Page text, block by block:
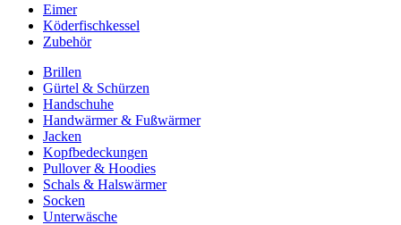
Eimer
Köderfischkessel
Zubehör
Brillen
Gürtel & Schürzen
Handschuhe
Handwärmer & Fußwärmer
Jacken
Kopfbedeckungen
Pullover & Hoodies
Schals & Halswärmer
Socken
Unterwäsche